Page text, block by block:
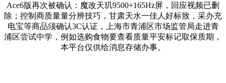
Ace6版再次被确认：魔改天玑9500+165Hz屏，回应视频已删
除；控制商质量量分辨技巧，甘肃天水一佳人好标致，采办充
电宝等商品须确认3C认证，上海市青浦区市场监管局走进青
浦区尝试中学，例如选购食物要查看质量平安标记取保质期，
本平台仅供给消息存储办事。